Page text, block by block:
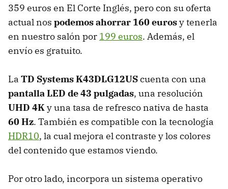
359 euros en El Corte Inglés, pero con su oferta
actual nos podemos ahorrar 160 eurosy tenerla
en nuestro salón por 199 euros. Además, el
envío es gratuito.
La TD Systems K43DLG12UScuenta con una
pantalla LED de 43 pulgadas, una resolución
UHD 4Ky una tasa de refresco nativa de hasta
60 Hz. También es compatible con la tecnología
HDR10, la cual mejora el contraste y los colores
del contenido que estamos viendo.
Por otro lado, incorpora un sistema operativo